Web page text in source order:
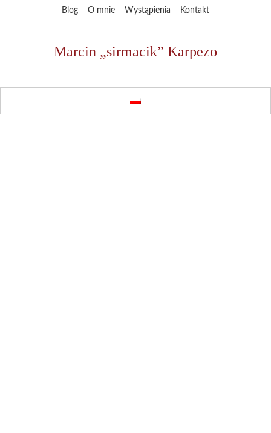
Blog O mnie Wystąpienia Kontakt
Marcin „sirmacik” Karpezo